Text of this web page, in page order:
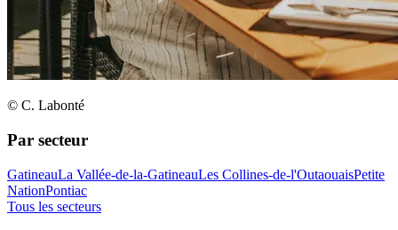
© C. Labonté
Par secteur
GatineauLa Vallée-de-la-GatineauLes Collines-de-l'OutaouaisPetite
NationPontiac
Tous les secteurs